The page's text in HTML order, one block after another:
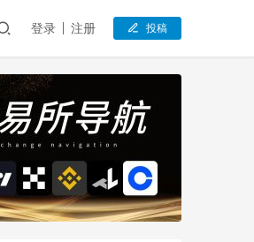
登录 注册 投稿